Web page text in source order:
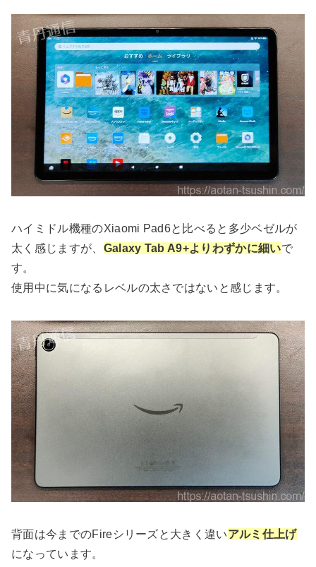
ハイミドル機種のXiaomi Pad6と比べると多少ベゼルが
太く感じますが、 Galaxy Tab A9+よりわずかに細いで
す。
使用中に気になるレベルの太さではないと感じます。
背面は今までのFireシリーズと大きく違いアルミ仕上げ
になっています。